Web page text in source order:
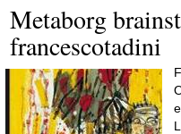
Metaborg
francescotadini